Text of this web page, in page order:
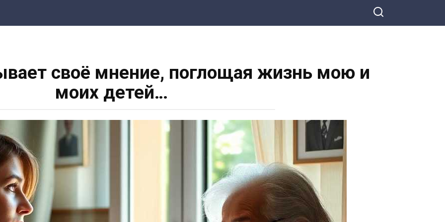
своё мнение, поглощая жизнь мою и
моих детей…